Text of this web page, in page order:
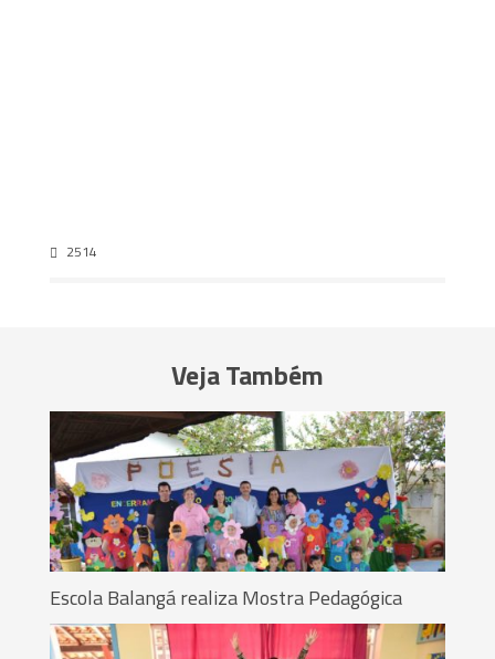
2514
Veja Também
Escola Balangá realiza Mostra Pedagógica